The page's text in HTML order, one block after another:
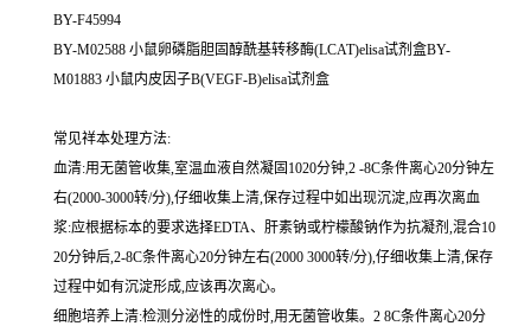
BY-F45994
BY-M02588 小鼠卵磷脂胆固醇酰基转移酶(LCAT)elisa试剂盒BY-
M01883 小鼠内皮因子B(VEGF-B)elisa试剂盒
常见祥本处理方法:
血清:用无菌管收集,室温血液自然凝固1020分钟,2 -8C条件离心20分钟左
右(2000-3000转/分),仔细收集上清,保存过程中如出现沉淀,应再次离血
浆:应根据标本的要求选择EDTA、肝素钠或柠檬酸钠作为抗凝剂,混合10
20分钟后,2-8C条件离心20分钟左右(2000 3000转/分),仔细收集上清,保存
过程中如有沉淀形成,应该再次离心。
细胞培养上清:检测分泌性的成份时,用无菌管收集。2 8C条件离心20分